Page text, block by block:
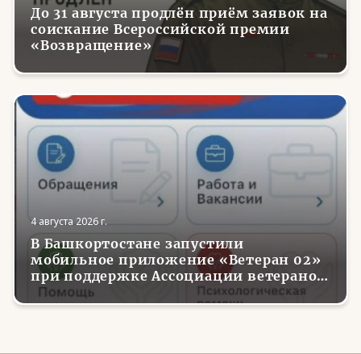
До 31 августа продлён приём заявок на
соискание Всероссийской премии
«Возвращение»
4 августа 2026 г.
В Башкортостане запустили
мобильное приложение «Ветеран 02»
при поддержке Ассоциации ветеранов
СВО